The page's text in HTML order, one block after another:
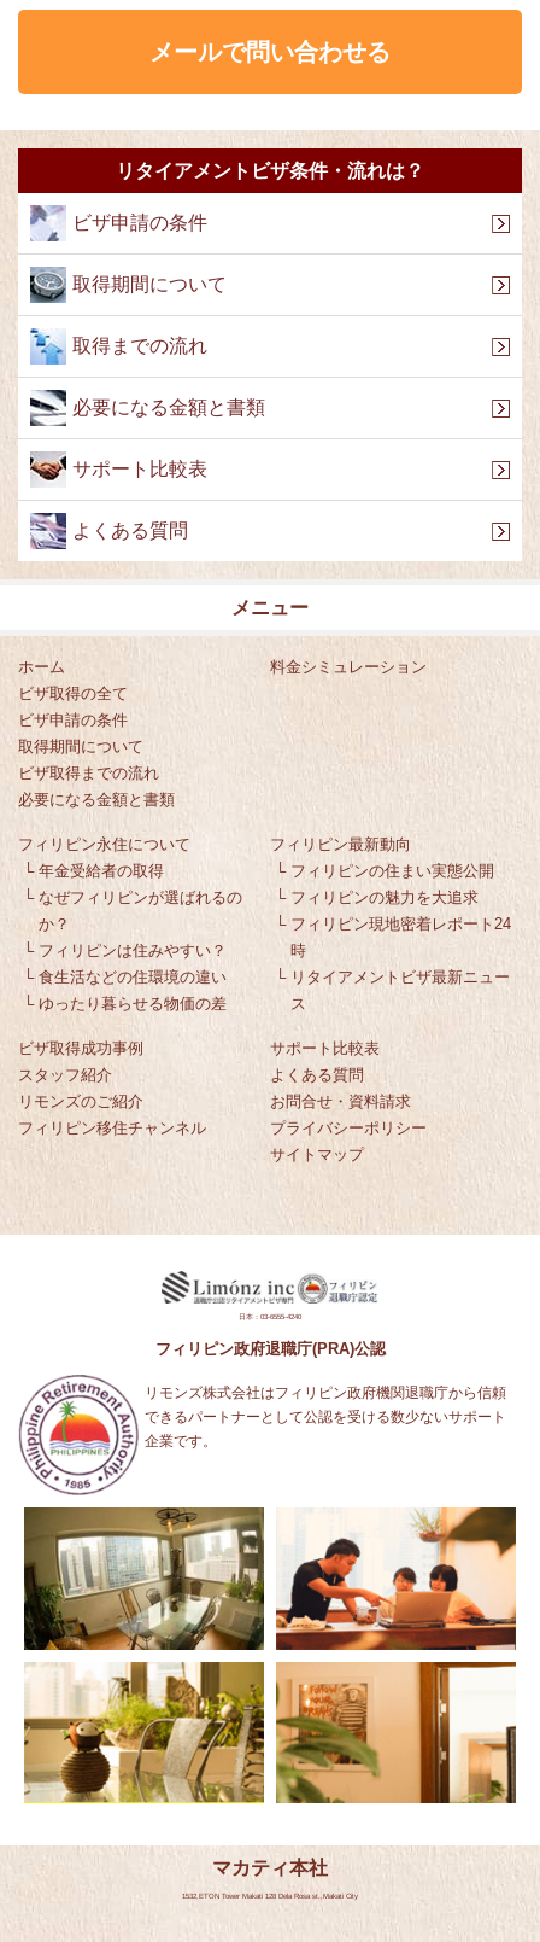
メールで問い合わせる
リタイアメントビザ条件・流れは？
ビザ申請の条件
取得期間について
取得までの流れ
必要になる金額と書類
サポート比較表
よくある質問
メニュー
ホーム
ビザ取得の全て
ビザ申請の条件
取得期間について
ビザ取得までの流れ
必要になる金額と書類
料金シミュレーション
フィリピン永住について
└ 年金受給者の取得
└ なぜフィリピンが選ばれるの
か？
└ フィリピンは住みやすい？
└ 食生活などの住環境の違い
└ ゆったり暮らせる物価の差
フィリピン最新動向
└ フィリピンの住まい実態公開
└ フィリピンの魅力を大追求
└ フィリピン現地密着レポート24
時
└ リタイアメントビザ最新ニュー
ス
ビザ取得成功事例
スタッフ紹介
リモンズのご紹介
フィリピン移住チャンネル
サポート比較表
よくある質問
お問合せ・資料請求
プライバシーポリシー
サイトマップ
日本：03-6555-4240
フィリピン政府退職庁(PRA)公認
リモンズ株式会社はフィリピン政府機関退職庁から信頼
できるパートナーとして公認を受ける数少ないサポート
企業です。
マカティ本社
1532,ETON Tower Makati 128 Dela Rosa st.,Makati City